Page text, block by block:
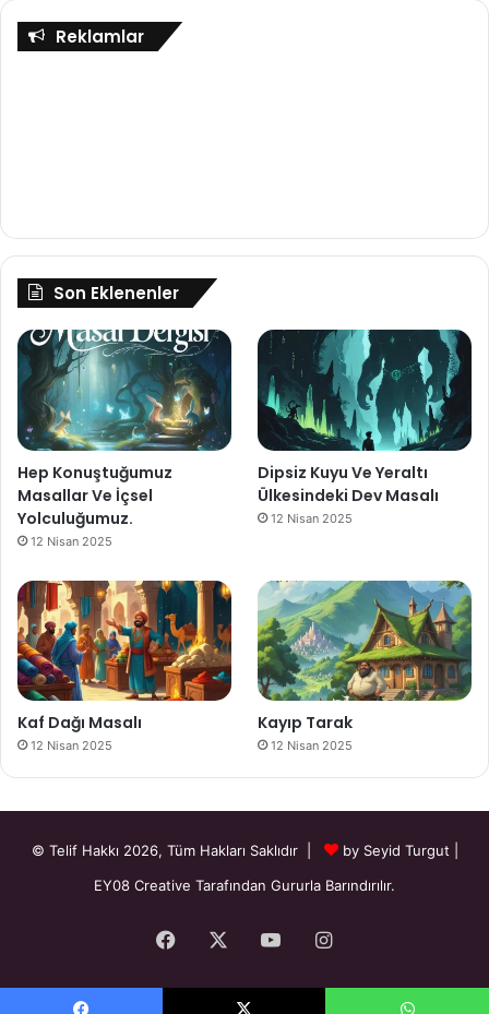
Reklamlar
Son Eklenenler
Hep Konuştuğumuz
Masallar Ve İçsel
Yolculuğumuz.
12 Nisan 2025
Dipsiz Kuyu Ve Yeraltı
Ülkesindeki Dev Masalı
12 Nisan 2025
Kaf Dağı Masalı
12 Nisan 2025
Kayıp Tarak
12 Nisan 2025
© Telif Hakkı 2026, Tüm Hakları Saklıdır | by Seyid Turgut
EY08 Creative Tarafından Gururla Barındırılır.
Facebook YouTubeInstagram